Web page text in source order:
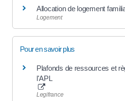
Allocation de logement
Logement
Pour en savoir plus
Plafonds de ressources et
l'APL
Legifrance